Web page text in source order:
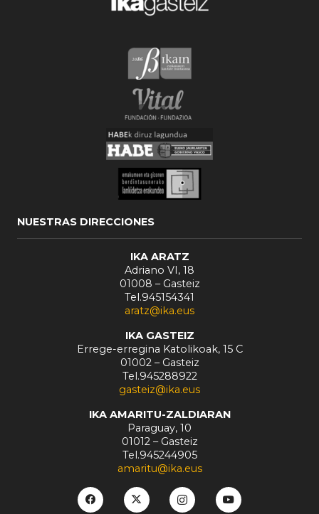
NUESTRAS DIRECCIONES
IKA ARATZ
Adriano VI, 18
01008 – Gasteiz
Tel.945154341
aratz@ika.eus
IKA GASTEIZ
Errege-erregina Katolikoak, 15 C
01002 – Gasteiz
Tel.945288922
gasteiz@ika.eus
IKA AMARITU-ZALDIARAN
Paraguay, 10
01012 – Gasteiz
Tel.945244905
amaritu@ika.eus